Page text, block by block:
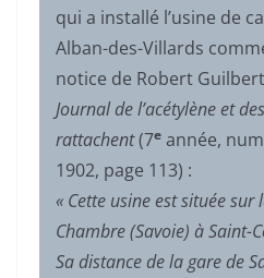
qui a installé l’usine de
Alban-des-Villards
notice de Robert
Journal de l’acétylène et
rattachent(7e année,
1902, page 113) :
« Cette usine est située sur
Chambre (Savoie) à Saint-
Sa distance de la gare de